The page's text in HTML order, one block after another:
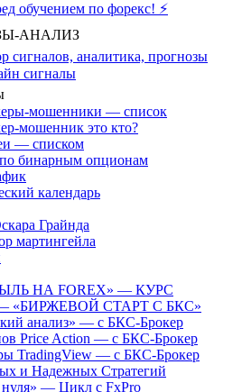
обучением по форекс! ⚡
АНАЛИЗ
сигналов, аналитика, прогнозы
сигналы
мошенники — список
мошенник это кто?
— списком
бинарным опционам
календарь
Грайнда
мартингейла
НА FOREX» — КУРС
«БИРЖЕВОЙ СТАРТ С БКС»
анализ» — с БКС-Брокер
Price Action — с БКС-Брокер
TradingView — с БКС-Брокер
и Надежных Стратегий
нуля» — Цикл с FxPro